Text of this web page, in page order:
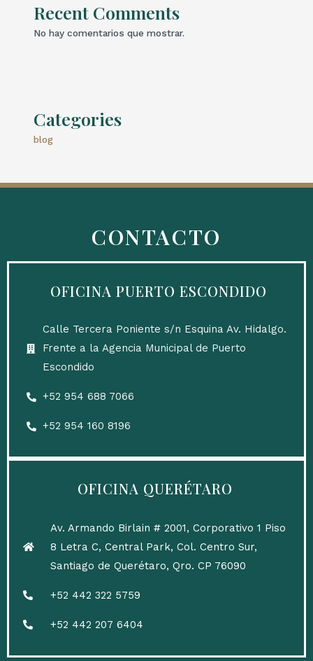
Recent Comments
No hay comentarios que mostrar.
Categories
blog
CONTACTO
OFICINA PUERTO ESCONDIDO
Calle Tercera Poniente s/n Esquina Av. Hidalgo.
Frente a la Agencia Municipal de Puerto
Escondido
‎+52 954 688 7066
+52 954 160 8196
OFICINA QUERÉTARO
Av. Armando Birlain # 2001, Corporativo 1 Piso
8 Letra C, Central Park, Col. Centro Sur,
Santiago de Querétaro, Qro. CP 76090
+52 442 322 5759
+52 442 207 6404